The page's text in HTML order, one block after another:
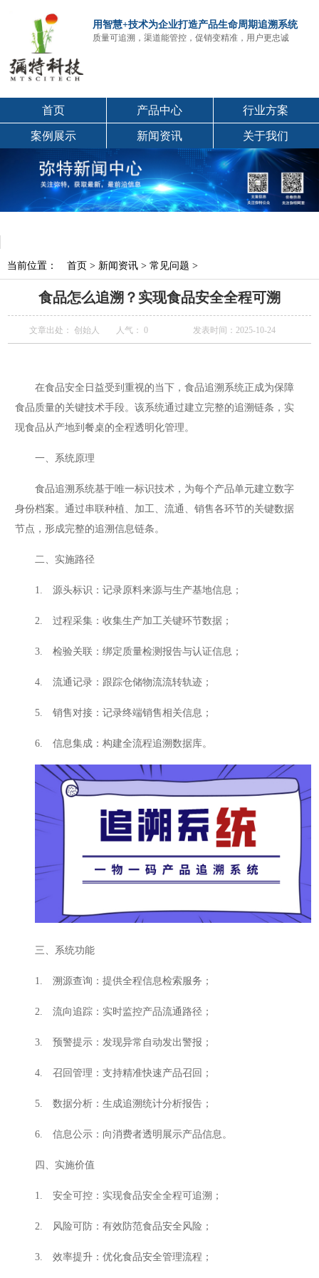
用智慧+技术为企业打造产品生命周期追溯系统
质量可追溯，渠道能管控，促销变精准，用户更忠诚
首页 产品中心 行业方案
案例展示 新闻资讯 关于我们
当前位置： 首页 > 新闻资讯 > 常见问题 >
食品怎么追溯？实现食品安全全程可溯
文章出处： 创始人 人气： 0 发表时间：2025-10-24
在食品安全日益受到重视的当下，食品追溯系统正成为保障
食品质量的关键技术手段。该系统通过建立完整的追溯链条，实
现食品从产地到餐桌的全程透明化管理。
一、系统原理
食品追溯系统基于唯一标识技术，为每个产品单元建立数字
身份档案。通过串联种植、加工、流通、销售各环节的关键数据
节点，形成完整的追溯信息链条。
二、实施路径
1. 源头标识：记录原料来源与生产基地信息；
2. 过程采集：收集生产加工关键环节数据；
3. 检验关联：绑定质量检测报告与认证信息；
4. 流通记录：跟踪仓储物流流转轨迹；
5. 销售对接：记录终端销售相关信息；
6. 信息集成：构建全流程追溯数据库。
三、系统功能
1. 溯源查询：提供全程信息检索服务；
2. 流向追踪：实时监控产品流通路径；
3. 预警提示：发现异常自动发出警报；
4. 召回管理：支持精准快速产品召回；
5. 数据分析：生成追溯统计分析报告；
6. 信息公示：向消费者透明展示产品信息。
四、实施价值
1. 安全可控：实现食品安全全程可追溯；
2. 风险可防：有效防范食品安全风险；
3. 效率提升：优化食品安全管理流程；